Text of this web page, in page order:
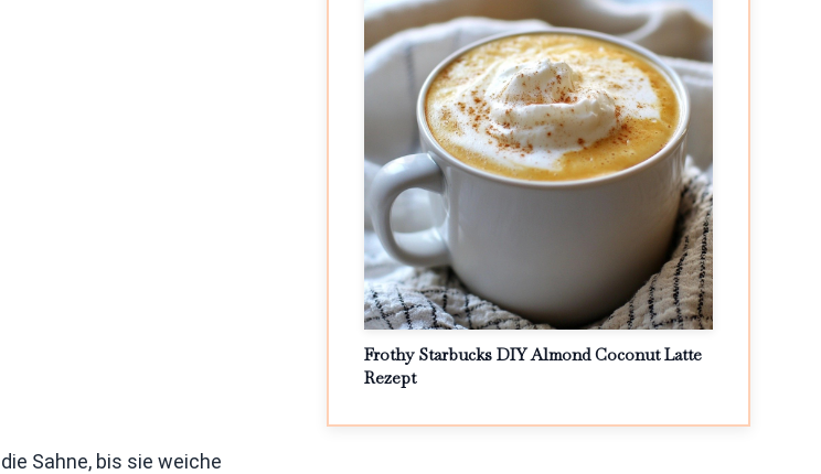
Sahne, bis sie weiche
Frothy Starbucks DIY Almond Coconut Latte
Rezept